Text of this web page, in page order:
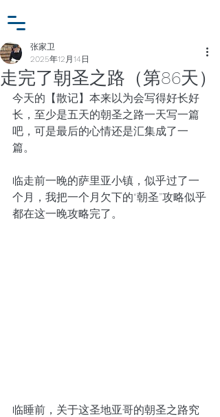
走完了朝圣之路（第86天）
张家卫
2025年12月14日
今天的【散记】本来以为会写得好长好
长，至少是五天的朝圣之路一天写一篇
吧，可是最后的心情还是汇集成了一
篇。
临走前一晚的萨里亚小镇，似乎过了一
个月，我把一个月欠下的“朝圣”攻略似乎
都在这一晚攻略完了。
临睡前，关于这圣地亚哥的朝圣之路究